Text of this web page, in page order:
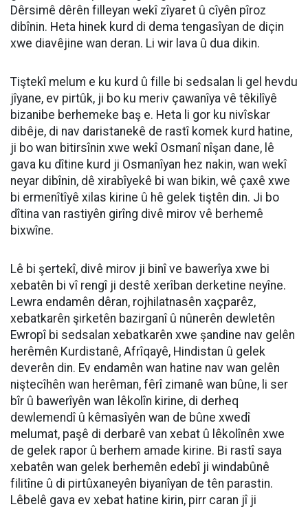
Dêrsimê dêrên filleyan wekî zîyaret û cîyên pîroz
dibînin. Heta hinek kurd di dema tengasîyan de diçin
xwe diavêjine wan deran. Li wir lava û dua dikin.
Tiştekî melum e ku kurd û fille bi sedsalan li gel hevdu
jîyane, ev pirtûk, ji bo ku meriv çawanîya vê têkilîyê
bizanibe berhemeke baş e. Heta li gor ku nivîskar
dibêje, di nav daristanekê de rastî komek kurd hatine,
ji bo wan bitirsînin xwe wekî Osmanî nîşan dane, lê
gava ku dîtine kurd ji Osmanîyan hez nakin, wan wekî
neyar dibînin, dê xirabîyekê bi wan bikin, wê çaxê xwe
bi ermenîtîyê xilas kirine û hê gelek tiştên din. Ji bo
dîtina van rastiyên girîng divê mirov vê berhemê
bixwîne.
Lê bi şertekî, divê mirov ji binî ve bawerîya xwe bi
xebatên bi vî rengî ji destê xerîban derketine neyîne.
Lewra endamên dêran, rojhilatnasên xaçparêz,
xebatkarên şirketên bazirganî û nûnerên dewletên
Ewropî bi sedsalan xebatkarên xwe şandine nav gelên
herêmên Kurdistanê, Afrîqayê, Hindistan û gelek
deverên din. Ev endamên wan hatine nav wan gelên
niştecîhên wan herêman, fêrî zimanê wan bûne, li ser
bîr û bawerîyên wan lêkolîn kirine, di derheq
dewlemendî û kêmasîyên wan de bûne xwedî
melumat, paşê di derbarê van xebat û lêkolînên xwe
de gelek rapor û berhem amade kirine. Bi rastî saya
xebatên wan gelek berhemên edebî ji windabûnê
filitîne û di pirtûxaneyên biyanîyan de tên parastin.
Lêbelê gava ev xebat hatine kirin, pirr caran jî ji